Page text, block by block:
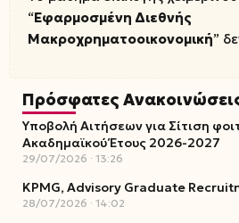
“Εφαρμοσμένη Διεθνής
Μακροχρηματοοικονομική”
Πρόσφατες
Υποβολή Αιτήσεων για Σίτιση
Ακαδημαϊκού Έτους 2026-2027
29/07/2026 13:26
KPMG, Advisory Graduate
28/07/2026 14:02